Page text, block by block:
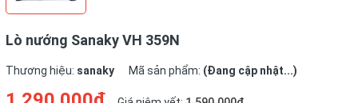
Lò nướng Sanaky VH 359N
Thương hiệu: sanaky Mã sản phẩm: (Đang cập nhật...)